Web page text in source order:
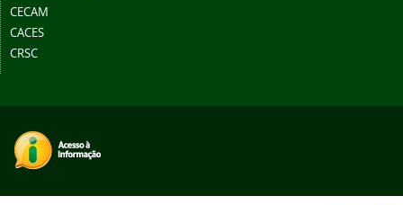
CECAM
CACES
CRSC